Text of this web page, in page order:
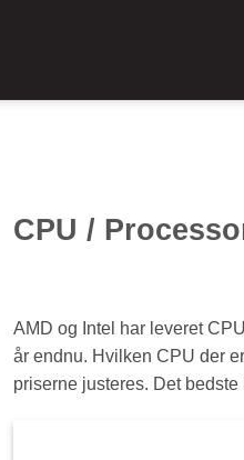
CPU /
AMD og Intel har leveret
år endnu. Hvilken CPU der
priserne justeres. Det